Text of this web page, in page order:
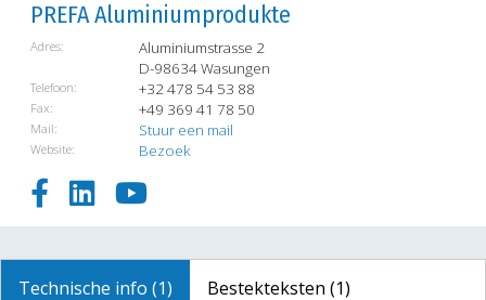
PREFA Aluminiumprodukte
Adres:
Aluminiumstrasse 2
D-98634 Wasungen
Telefoon: +32 478 54 53 88
Fax: +49 369 41 78 50
Mail: Stuur een mail
Website: Bezoek
Technische info (1) Bestekteksten (1)